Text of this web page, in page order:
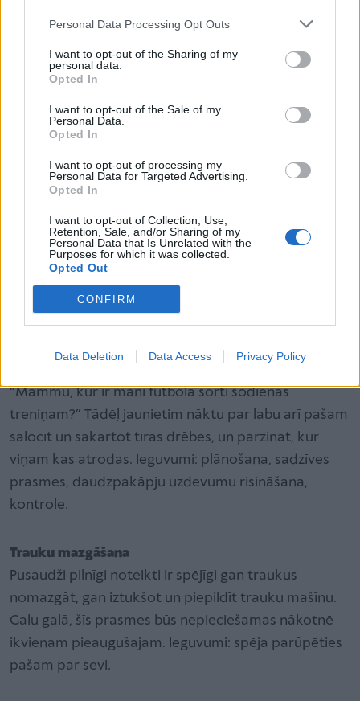
Personal Data Processing Opt Outs
I want to opt-out of the Sharing of my
personal data.
Opted In
I want to opt-out of the Sale of my
Personal Data.
Opted In
I want to opt-out of processing my
Personal Data for Targeted Advertising.
Opted In
I want to opt-out of Collection, Use,
Retention, Sale, and/or Sharing of my
Personal Data that Is Unrelated with the
Purposes for which it was collected.
Opted Out
CONFIRM
Data Deletion Data Access Privacy Policy
Rūpes par mājdzīvniekiem
Tikko kā bērns kļūst par skolēnu, piedalīties
par bērna rutīnas sastāvdaļu. Tas ir veids, kā
iemācīties, ka mīlestība pret otru ir rūpes un
uzmanība. Ieguvumi: empātija, uzticamība, cieņa.
Darbi, kas būtu jāveic pusaudžiem un
jauniešiem
Veļas mazgāšana
savu garderobi no A līdz Z. Tas nozīmē ne tikai savākt
netīro drēbju kaudzi no istabas grīdas un iemest to
veļas grozā, bet arī pašam sākt mazgāt savu
“Mammu, kur ir mani futbola šorti šodienas
treniņam?” Tādēļ jaunietim nāktu par labu arī pašam
salocīt un sakārtot tīrās drēbes, un pārzināt, kur
viņam kas atrodas. Ieguvumi: plānošana, sadzīves
prasmes, daudzpakāpju uzdevumu risināšana,
kontrole.
Trauku mazgāšana
Pusaudži pilnīgi noteikti ir spējīgi gan traukus
nomazgāt, gan iztukšot un piepildīt trauku mašīnu.
Galu galā, šīs prasmes būs nepieciešamas nākotnē
ikvienam pieaugušajam. Ieguvumi: spēja parūpēties
pašam par sevi.